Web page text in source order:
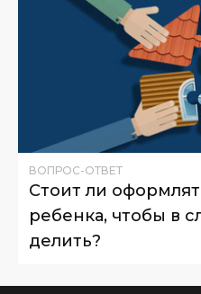
ВОПРОС-ОТВЕТ
Стоит ли
ребенка, чтобы в
делить?